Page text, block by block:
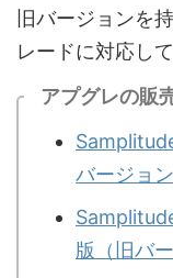
旧バージョンを
レードに対応して
アプグレの販
バージョン
版（旧バ